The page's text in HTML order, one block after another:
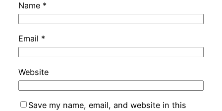
Name *
Email *
Website
Save my name, email, and website in this